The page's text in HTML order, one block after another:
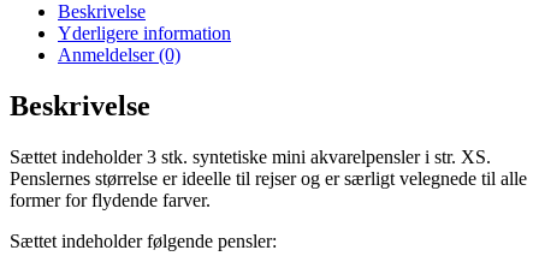
Beskrivelse
Yderligere information
Anmeldelser (0)
Beskrivelse
Sættet indeholder 3 stk. syntetiske mini akvarelpensler i str. XS.
Penslernes størrelse er ideelle til rejser og er særligt velegnede til alle
former for flydende farver.
Sættet indeholder følgende pensler: